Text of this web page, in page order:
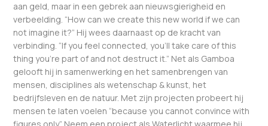
aan geld, maar in een gebrek aan nieuwsgierigheid en
verbeelding. “How can we create this new world if we can
not imagine it?” Hij wees daarnaast op de kracht van
verbinding. “If you feel connected, you’ll take care of this
thing you’re part of and not destruct it.” Net als Gamboa
gelooft hij in samenwerking en het samenbrengen van
mensen, disciplines als wetenschap & kunst, het
bedrijfsleven en de natuur. Met zijn projecten probeert hij
mensen te laten voelen “because you cannot convince with